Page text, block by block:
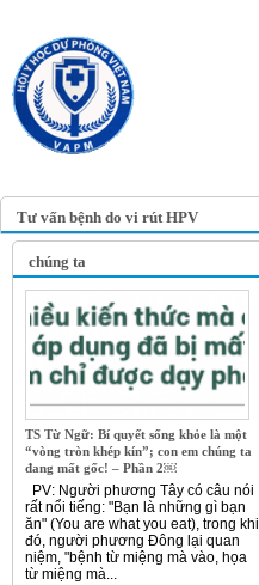
Tư vấn bệnh do vi rút HPV
chúng ta
TS Từ Ngữ: Bí quyết sống khỏe là một
“vòng tròn khép kín”; con em chúng ta
đang mất gốc! – Phần 2￼
PV: Người phương Tây có câu nói
rất nổi tiếng: "Bạn là những gì bạn
ăn" (You are what you eat), trong khi
đó, người phương Đông lại quan
niệm, "bệnh từ miệng mà vào, họa
từ miệng mà...